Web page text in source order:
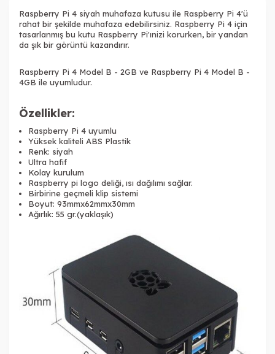
Raspberry Pi 4 siyah muhafaza kutusu ile Raspberry Pi 4'ü
rahat bir şekilde muhafaza edebilirsiniz. Raspberry Pi 4 için
tasarlanmış bu kutu Raspberry Pi'ınizi korurken, bir yandan
da şık bir görüntü kazandırır.
Raspberry Pi 4 Model B - 2GB ve Raspberry Pi 4 Model B -
4GB ile uyumludur.
Özellikler:
Raspberry Pi 4 uyumlu
Yüksek kaliteli ABS Plastik
Renk: siyah
Ultra hafif
Kolay kurulum
Raspberry pi logo deliği, ısı dağılımı sağlar.
Birbirine geçmeli klip sistemi
Boyut: 93mmx62mmx30mm
Ağırlık: 55 gr.(yaklaşık)